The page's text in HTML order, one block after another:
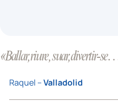
«Ballar, riure, suar, divertir-
Raquel –Valladolid